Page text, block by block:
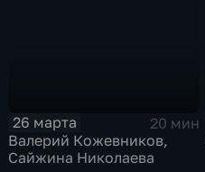
26 марта
20 мин
Валерий Кожевников,
Сайжина Николаева